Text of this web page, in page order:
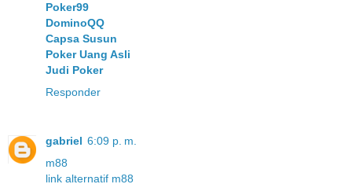
Poker99
DominoQQ
Capsa Susun
Poker Uang Asli
Judi Poker
Responder
gabriel 6:09 p. m.
m88
link alternatif m88